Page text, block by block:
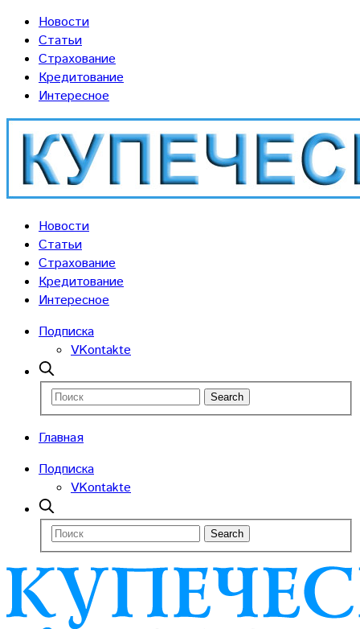
Новости
Статьи
Страхование
Кредитование
Интересное
Новости
Статьи
Страхование
Кредитование
Интересное
Подписка
VKontakte
Главная
Подписка
VKontakte